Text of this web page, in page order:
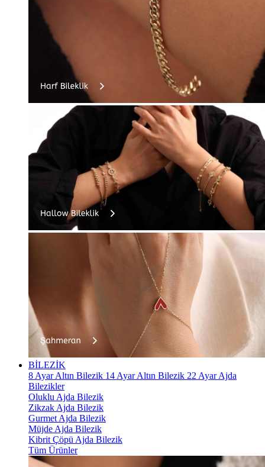
BİLEZİK
8 Ayar Altın Bilezik 14 Ayar Altın Bilezik 22 Ayar Ajda
Bilezikler
Oluklu Ajda Bilezik
Zikzak Ajda Bilezik
Gurmet Ajda Bilezik
Müjde Ajda Bilezik
Kibrit Çöpü Ajda Bilezik
Tüm Ürünler